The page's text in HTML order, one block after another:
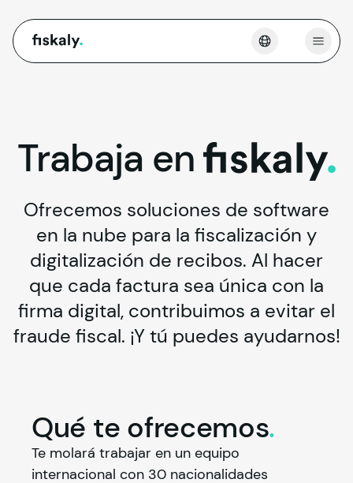
fiskaly. Abrir
Trabaja enfiskaly.
Ofrecemos soluciones de software
en la nube para la fiscalización y
digitalización de recibos. Al hacer
que cada factura sea única con la
firma digital, contribuimos a evitar el
fraude fiscal. ¡Y tú puedes ayudarnos!
Qué te ofrecemos.
Te molará trabajar en un equipo
internacional con 30 nacionalidades